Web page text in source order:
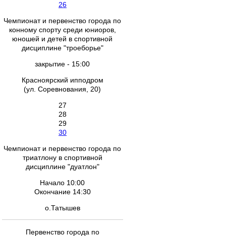
26
Чемпионат и первенство города по
конному спорту среди юниоров,
юношей и детей в спортивной
дисциплине "троеборье"
закрытие - 15:00
Красноярский ипподром
(ул. Соревнования, 20)
27
28
29
30
Чемпионат и первенство города по
триатлону в спортивной
дисциплине "дуатлон"
Начало 10:00
Окончание 14:30
о.Татышев
Первенство города по